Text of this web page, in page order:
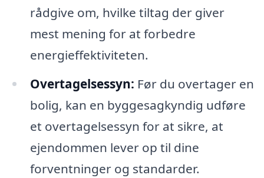
rådgive om, hvilke tiltag der giver
mest mening for at forbedre
energieffektiviteten.
Overtagelsessyn: Før du overtager en
bolig, kan en byggesagkyndig udføre
et overtagelsessyn for at sikre, at
ejendommen lever op til dine
forventninger og standarder.